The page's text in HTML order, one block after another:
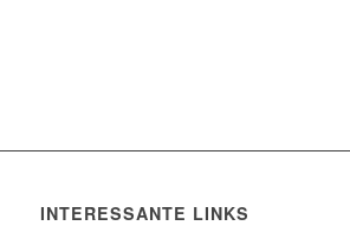
INTERESSANTE LINKS